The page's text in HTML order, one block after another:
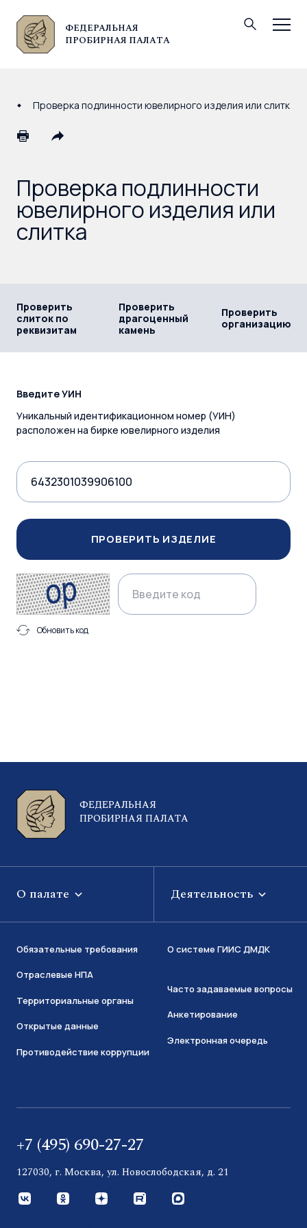
ФЕДЕРАЛЬНАЯ
ПРОБИРНАЯ ПАЛАТА
© Федеральная пробирная палата, 2026
Проверка подлинности ювелирного изделия или слитка
Проверка подлинности
ювелирного изделия или
слитка
Проверить
слиток по
реквизитам
Проверить
драгоценный
камень
Проверить
организацию
Введите УИН
Уникальный идентификационном номер (УИН)
расположен на бирке ювелирного изделия
ПРОВЕРИТЬ ИЗДЕЛИЕ
Обновить код
ФЕДЕРАЛЬНАЯ
ПРОБИРНАЯ ПАЛАТА
О палате Деятельность
Обязательные требования
Отраслевые НПА
Территориальные органы
Открытые данные
Противодействие коррупции
О системе ГИИС ДМДК
Часто задаваемые вопросы
Анкетирование
Электронная очередь
+7 (495) 690-27-27
127030, г. Москва, ул. Новослободская, д. 21